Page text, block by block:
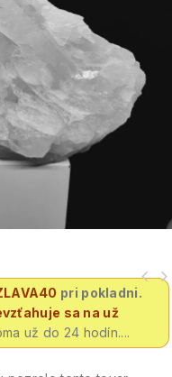
pri pokladni.
sa na už
už do 24 hodín....